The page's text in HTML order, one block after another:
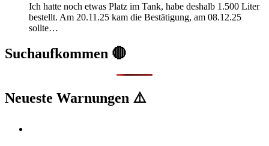
Ich hatte noch etwas Platz im Tank, habe deshalb 1.500 Liter
bestellt. Am 20.11.25 kam die Bestätigung, am 08.12.25
sollte…
Suchaufkommen 🔴
Neueste Warnungen ⚠️